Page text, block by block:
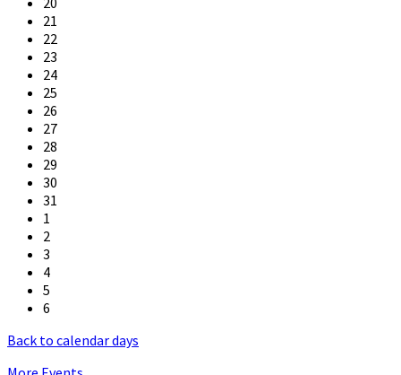
21
22
23
24
25
26
27
28
29
30
31
1
2
3
4
5
6
Back to calendar days